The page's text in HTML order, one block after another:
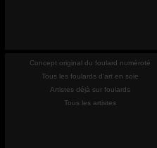
Concept original du foulard numéroté
Tous les foulards d'art en soie
Artistes déjà sur foulards
Tous les artistes